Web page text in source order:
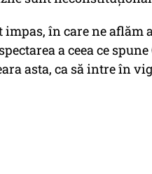
impas, în care ne
a ceea ce
asta, ca să intre în